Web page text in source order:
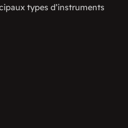
types d’instruments